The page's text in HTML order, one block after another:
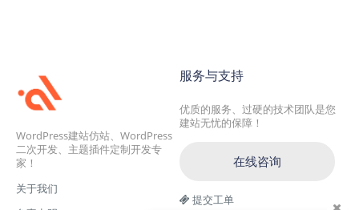
WordPress建站仿站、WordPress
二次开发、主题插件定制开发专
家！
关于我们
服务与支持
优质的服务、过硬的技术团队是您
建站无忧的保障！
在线咨询
提交工单